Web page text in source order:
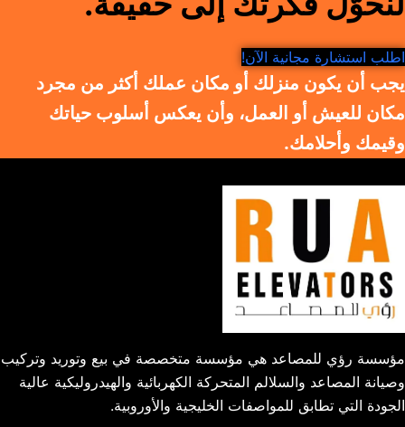
اطلب استشارة مجانية الآن!
يجب أن يكون منزلك أو مكان عملك أكثر من مجرد
مكان للعيش أو العمل، وأن يعكس أسلوب حياتك
وقيمك وأحلامك.
مؤسسة رؤي للمصاعد هي مؤسسة متخصصة في بيع وتوريد وتركيب
وصيانة المصاعد والسلالم المتحركة الكهربائية والهيدروليكية عالية
الجودة التي تطابق للمواصفات الخليجية والأوروبية.